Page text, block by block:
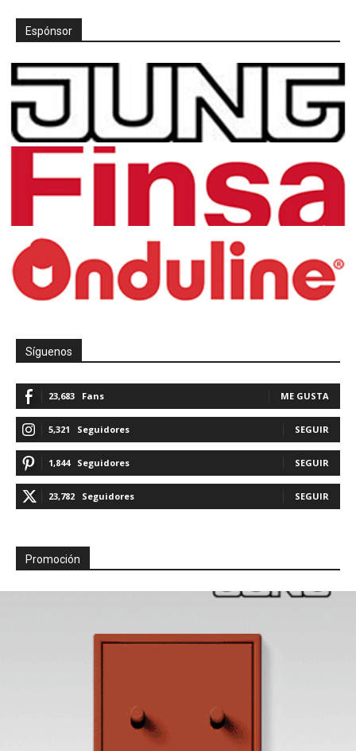
Espónsor
Síguenos
23,683 Fans ME GUSTA
5,321 Seguidores SEGUIR
1,844 Seguidores SEGUIR
23,782 Seguidores SEGUIR
Promoción